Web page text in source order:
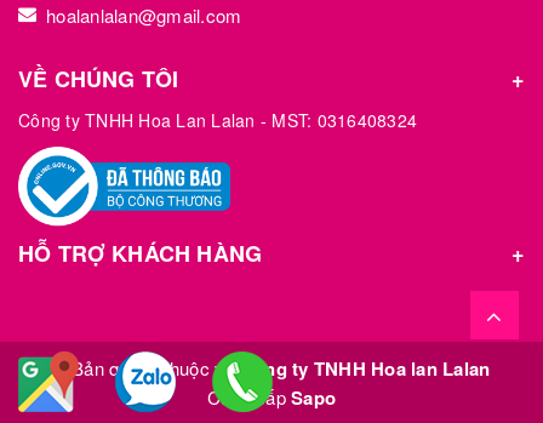
hoalanlalan@gmail.com
VỀ CHÚNG TÔI
Công ty TNHH Hoa Lan Lalan - MST: 0316408324
HỖ TRỢ KHÁCH HÀNG
© Bản quyền thuộc vềCông ty TNHH Hoa lan Lalan
Cung cấpSapo